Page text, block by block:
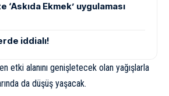
‘Askıda Ekmek’ uygulaması
iddialı!
etki alanını genişletecek olan yağışlarla
da düşüş yaşacak.